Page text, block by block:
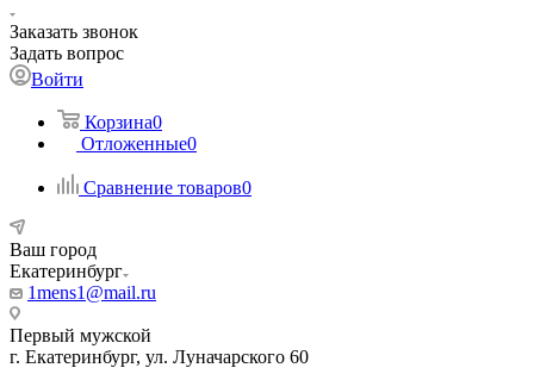
Заказать звонок
Задать вопрос
Войти
Корзина0
Отложенные0
Сравнение товаров0
Ваш город
Екатеринбург
1mens1@mail.ru
Первый мужской
г. Екатеринбург, ул. Луначарского 60